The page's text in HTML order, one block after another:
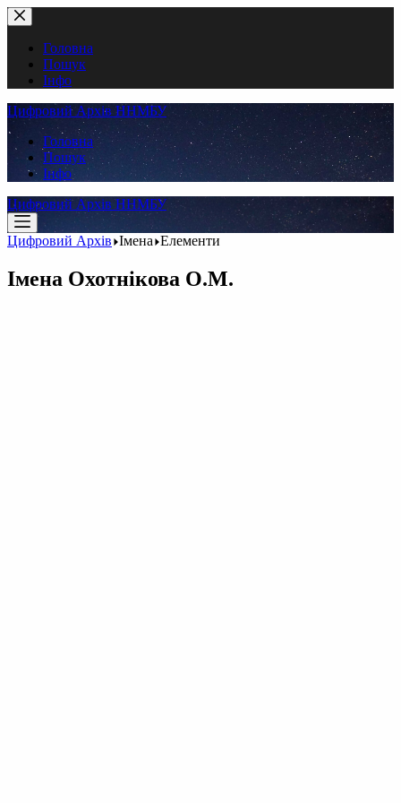
Перейти
до
вмістуГоловна
Пошук
Інфо
Цифровий Архів ННМБУ
Головна
Пошук
Інфо
Цифровий Архів ННМБУ
Цифровий Архів Імена Елементи
Імена Охотнікова О.М.